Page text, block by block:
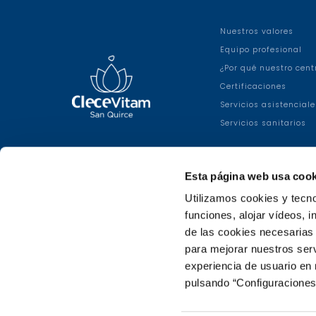
Esta página web usa
Utilizamos cookies y
funciones, alojar vídeos,
de las cookies
para mejorar nuestros
experiencia de usuario
pulsando
Nuestros valores
Equipo profesional
¿Por qué nuestro
Certificaciones
Servicios
Servicios sanitarios